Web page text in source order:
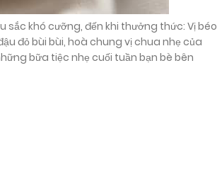
khó cưỡng, đến khi thưởng thức: Vị béo
đỏ bùi bùi, hoà chung vị chua nhẹ của
bữa tiệc nhẹ cuối tuần bạn bè bên